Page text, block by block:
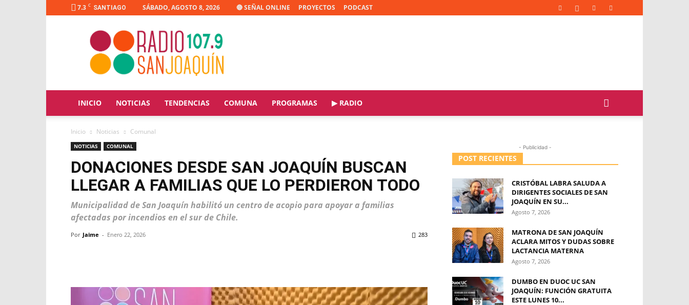
7.3 C SANTIAGO SÁBADO, AGOSTO 8, 2026 🔴 SEÑAL ONLINE PROYECTOS PODCAST
Radio
Joaquín
INICIO NOTICIAS TENDENCIAS COMUNA PROGRAMAS ▶ RADIO
Inicio Noticias Comunal
NOTICIAS COMUNAL
DONACIONES DESDE SAN JOAQUÍN BUSCAN
LLEGAR A FAMILIAS QUE LO PERDIERON TODO
Municipalidad de San Joaquín habilitó un centro de acopio para apoyar a familias
afectadas por incendios en el sur de Chile.
Por Jaime - Enero 22, 2026 283
- Publicidad -
POST RECIENTES
CRISTÓBAL LABRA SALUDA A
DIRIGENTES SOCIALES DE SAN
JOAQUÍN EN SU...
Agosto 7, 2026
MATRONA DE SAN JOAQUÍN
ACLARA MITOS Y DUDAS SOBRE
LACTANCIA MATERNA
Agosto 7, 2026
DUMBO EN DUOC UC SAN
JOAQUÍN: FUNCIÓN GRATUITA
ESTE LUNES 10...